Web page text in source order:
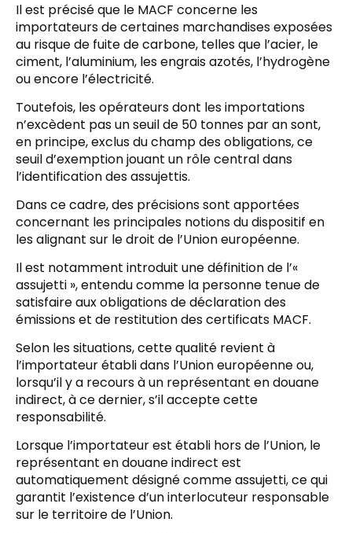
Il est précisé que le MACF concerne les
importateurs de certaines marchandises exposées
au risque de fuite de carbone, telles que l’acier, le
ciment, l’aluminium, les engrais azotés, l’hydrogène
ou encore l’électricité.
Toutefois, les opérateurs dont les importations
n’excèdent pas un seuil de 50 tonnes par an sont,
en principe, exclus du champ des obligations, ce
seuil d’exemption jouant un rôle central dans
l’identification des assujettis.
Dans ce cadre, des précisions sont apportées
concernant les principales notions du dispositif en
les alignant sur le droit de l’Union européenne.
Il est notamment introduit une définition de l’«
assujetti », entendu comme la personne tenue de
satisfaire aux obligations de déclaration des
émissions et de restitution des certificats MACF.
Selon les situations, cette qualité revient à
l’importateur établi dans l’Union européenne ou,
lorsqu’il y a recours à un représentant en douane
indirect, à ce dernier, s’il accepte cette
responsabilité.
Lorsque l’importateur est établi hors de l’Union, le
représentant en douane indirect est
automatiquement désigné comme assujetti, ce qui
garantit l’existence d’un interlocuteur responsable
sur le territoire de l’Union.